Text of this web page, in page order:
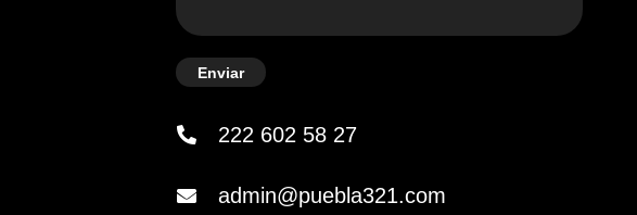
Enviar
222 602 58 27
admin@puebla321.com